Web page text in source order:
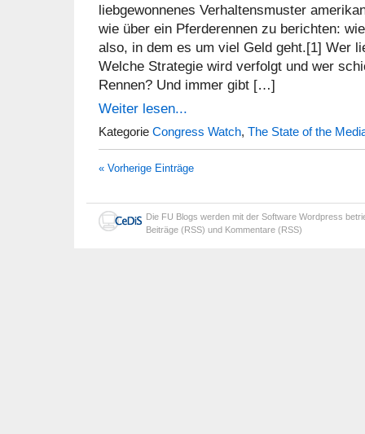
liebgewonnenes Verhaltensmuster
wie über ein Pferderennen zu berichten:
also, in dem es um viel Geld geht.[1] Wer
Welche Strategie wird verfolgt und wer
Rennen? Und immer gibt […]
Weiter lesen...
Kategorie Congress Watch, The State of the
« Vorherige Einträge
Die FU Blogs werden mit der Software Wordpress
Beiträge (RSS) und Kommentare (RSS)